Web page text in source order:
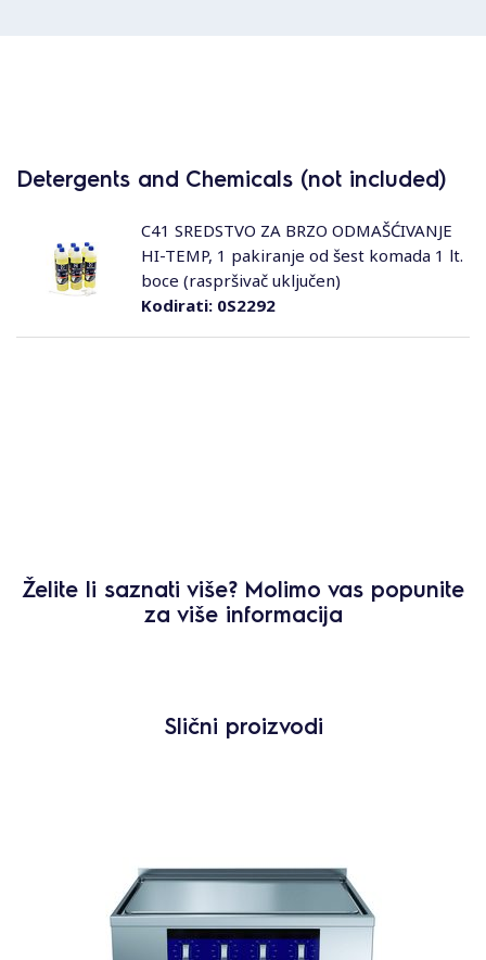
Detergents and Chemicals (not included)
Kodirati:0S2292
C41 SREDSTVO ZA BRZO ODMAŠĆIVANJE
HI-TEMP, 1 pakiranje od šest komada 1 lt.
boce (raspršivač uključen)
Želite li saznati više? Molimo vas popunite
za više informacija
Slični proizvodi